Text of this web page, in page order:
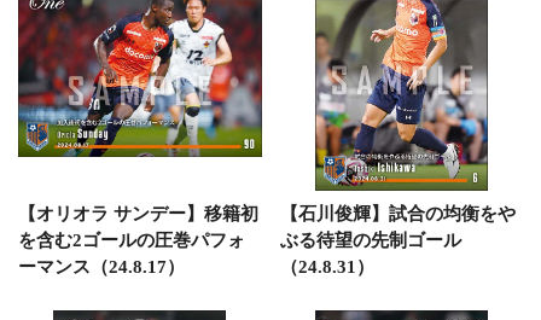
【オリオラ サンデー】移籍初
を含む2ゴールの圧巻パフォ
ーマンス（24.8.17）
【石川俊輝】試合の均衡をや
ぶる待望の先制ゴール
（24.8.31）